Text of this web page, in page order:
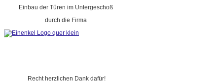
Einbau der Türen im Untergeschoß
durch die Firma
Recht herzlichen Dank dafür!